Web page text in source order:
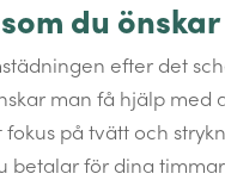
du önskar
efter det
man få hjälp med
på tvätt och
betalar för dina